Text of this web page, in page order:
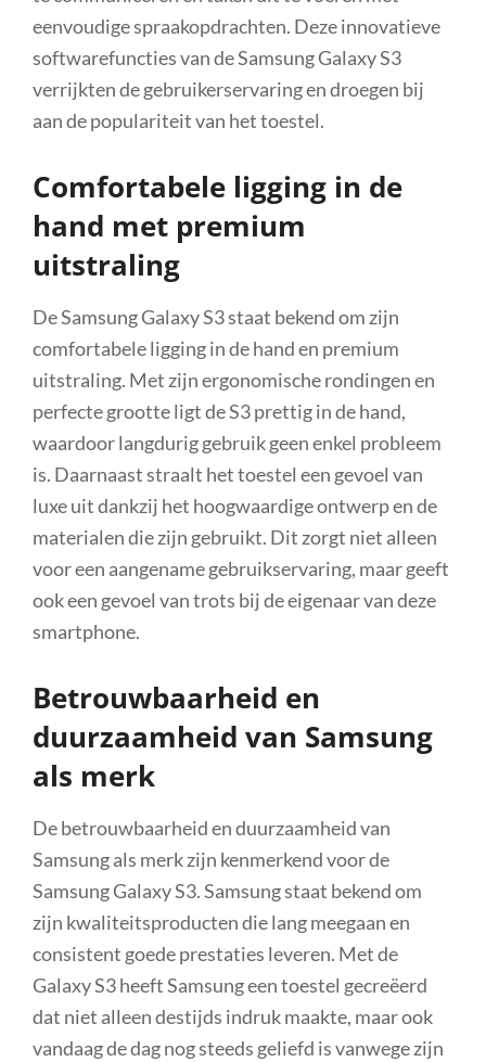
eenvoudige spraakopdrachten. Deze innovatieve
softwarefuncties van de Samsung Galaxy S3
verrijkten de gebruikerservaring en droegen bij
aan de populariteit van het toestel.
Comfortabele ligging in de
hand met premium
uitstraling
De Samsung Galaxy S3 staat bekend om zijn
comfortabele ligging in de hand en premium
uitstraling. Met zijn ergonomische rondingen en
perfecte grootte ligt de S3 prettig in de hand,
waardoor langdurig gebruik geen enkel probleem
is. Daarnaast straalt het toestel een gevoel van
luxe uit dankzij het hoogwaardige ontwerp en de
materialen die zijn gebruikt. Dit zorgt niet alleen
voor een aangename gebruikservaring, maar geeft
ook een gevoel van trots bij de eigenaar van deze
smartphone.
Betrouwbaarheid en
duurzaamheid van Samsung
als merk
De betrouwbaarheid en duurzaamheid van
Samsung als merk zijn kenmerkend voor de
Samsung Galaxy S3. Samsung staat bekend om
zijn kwaliteitsproducten die lang meegaan en
consistent goede prestaties leveren. Met de
Galaxy S3 heeft Samsung een toestel gecreëerd
dat niet alleen destijds indruk maakte, maar ook
vandaag de dag nog steeds geliefd is vanwege zijn